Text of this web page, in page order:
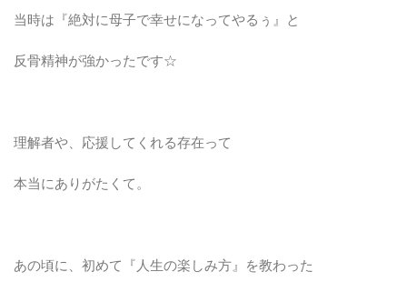
当時は『絶対に母子で幸せになってやるぅ』と
反骨精神が強かったです☆
理解者や、応援してくれる存在って
本当にありがたくて。
あの頃に、初めて『人生の楽しみ方』を教わった